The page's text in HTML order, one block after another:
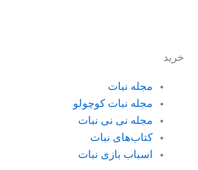
خرید
مجله نبات
مجله نبات کوچولو
مجله نی نی نبات
کتاب‌های نبات
اسباب بازی نبات